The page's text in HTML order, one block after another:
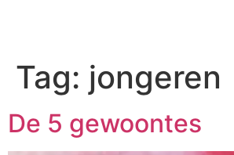
Tag: jongeren
De 5 gewoontes